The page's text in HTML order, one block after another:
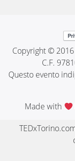
Copyright ©
C.F.
Questo evento
Made with